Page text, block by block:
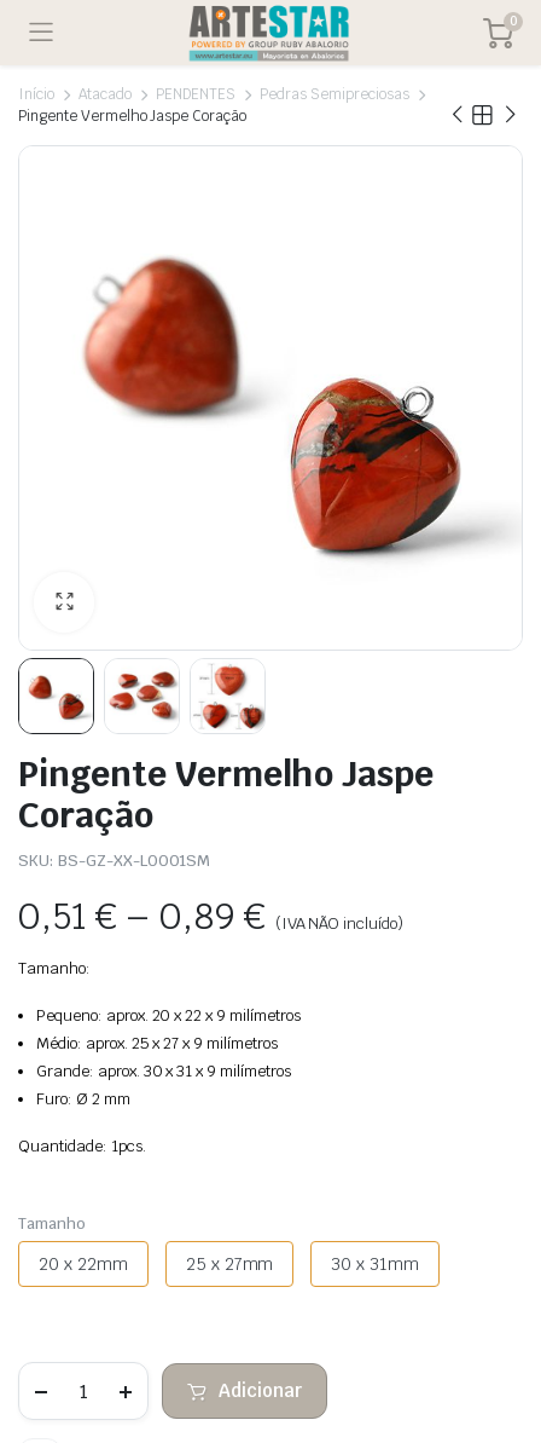
0
Início Atacado PENDENTES
Pedras Semipreciosas
Pingente Vermelho Jaspe Coração
Pingente Vermelho Jaspe
Coração
SKU: BS-GZ-XX-L0001SM
0,51€ – 0,89€ (IVA NÃO incluído)
Tamanho:
Pequeno: aprox. 20 x 22 x 9 milímetros
Médio: aprox. 25 x 27 x 9 milímetros
Grande: aprox. 30 x 31 x 9 milímetros
Furo: Ø 2 mm
Quantidade: 1pcs.
Tamanho
20 x 22mm 25 x 27mm 30 x 31mm
Quantidade
Pingente
Adicionar